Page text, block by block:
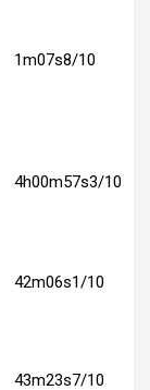
1m07s8/10
4h00m57s3/10
42m06s1/10
43m23s7/10